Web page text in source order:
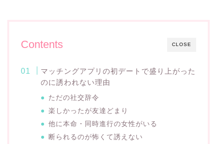
CLOSE
Contents
マッチングアプリの初デートで盛り上がった
のに誘われない理由
ただの社交辞令
楽しかったが友達どまり
他に本命・同時進行の女性がいる
断られるのが怖くて誘えない